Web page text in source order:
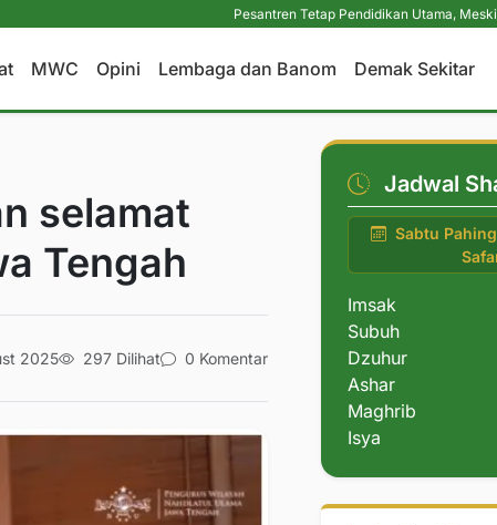
Pesantren Tetap Pendidikan Utama, Meskipun
MWC Opini Lembaga dan Banom Demak Sekitar
selamat
Tengah
2025 297 Dilihat 0 Komentar
Jadwal
Sabtu
Imsak
Subuh
Dzuhur
Ashar
Maghrib
Isya